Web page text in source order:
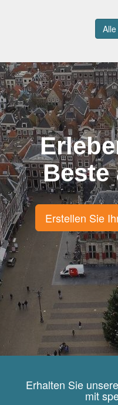
Beste
Erstellen Sie
Erhalten Sie
mit